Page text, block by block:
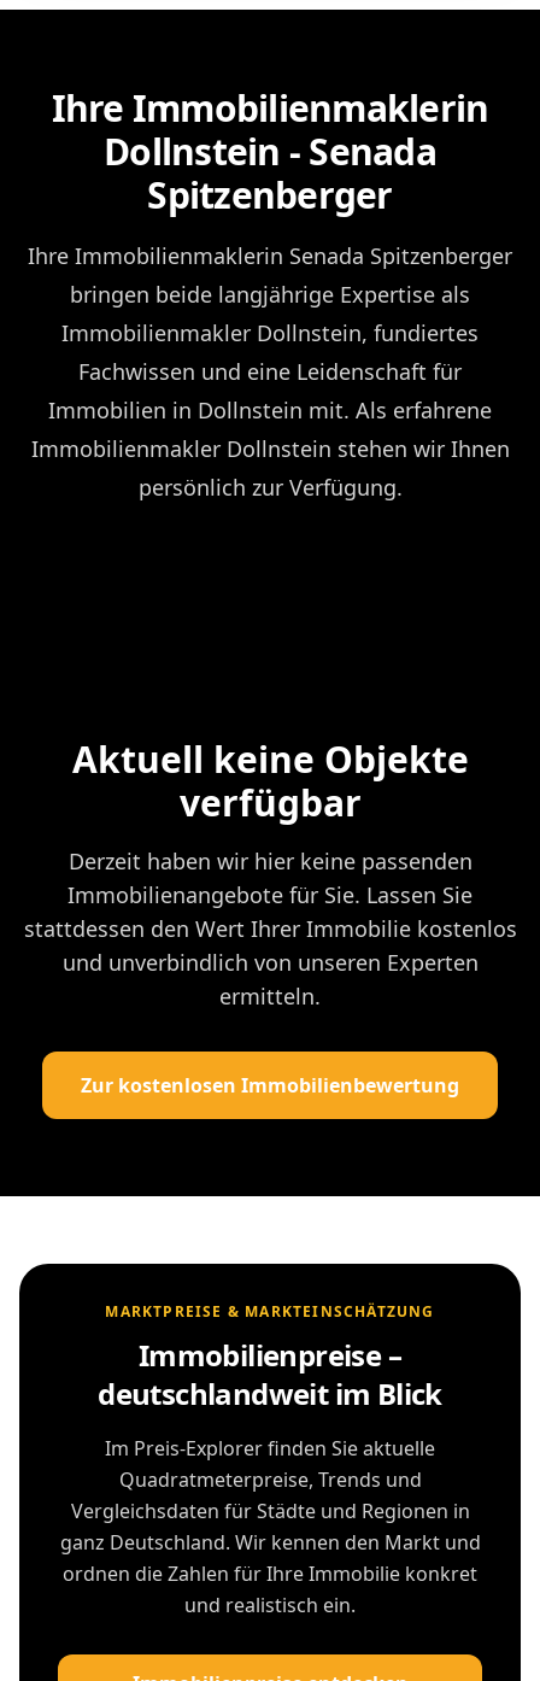
Ihre Immobilienmaklerin
Dollnstein - Senada
Spitzenberger
Ihre Immobilienmaklerin Senada Spitzenberger
bringen beide langjährige Expertise als
Immobilienmakler Dollnstein, fundiertes
Fachwissen und eine Leidenschaft für
Immobilien in Dollnstein mit. Als erfahrene
Immobilienmakler Dollnstein stehen wir Ihnen
persönlich zur Verfügung.
Aktuell keine Objekte
verfügbar
Derzeit haben wir hier keine passenden
Immobilienangebote für Sie. Lassen Sie
stattdessen den Wert Ihrer Immobilie kostenlos
und unverbindlich von unseren Experten
ermitteln.
Zur kostenlosen Immobilienbewertung
MARKTPREISE & MARKTEINSCHÄTZUNG
Immobilienpreise –
deutschlandweit im Blick
Im Preis-Explorer finden Sie aktuelle
Quadratmeterpreise, Trends und
Vergleichsdaten für Städte und Regionen in
ganz Deutschland. Wir kennen den Markt und
ordnen die Zahlen für Ihre Immobilie konkret
und realistisch ein.